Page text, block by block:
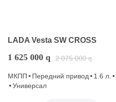
LADA Vesta SW CROSS
1 625 000 q 2 075 000 q
МКПП Передний привод 1.6 л.
Универсал